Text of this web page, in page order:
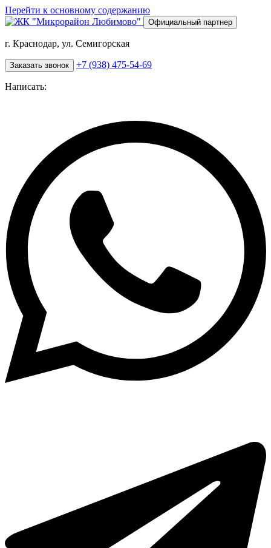
Перейти к основному содержанию
Официальный партнер
г. Краснодар, ул. Семигорская
Заказать звонок +7 (938) 475-54-69
Написать: